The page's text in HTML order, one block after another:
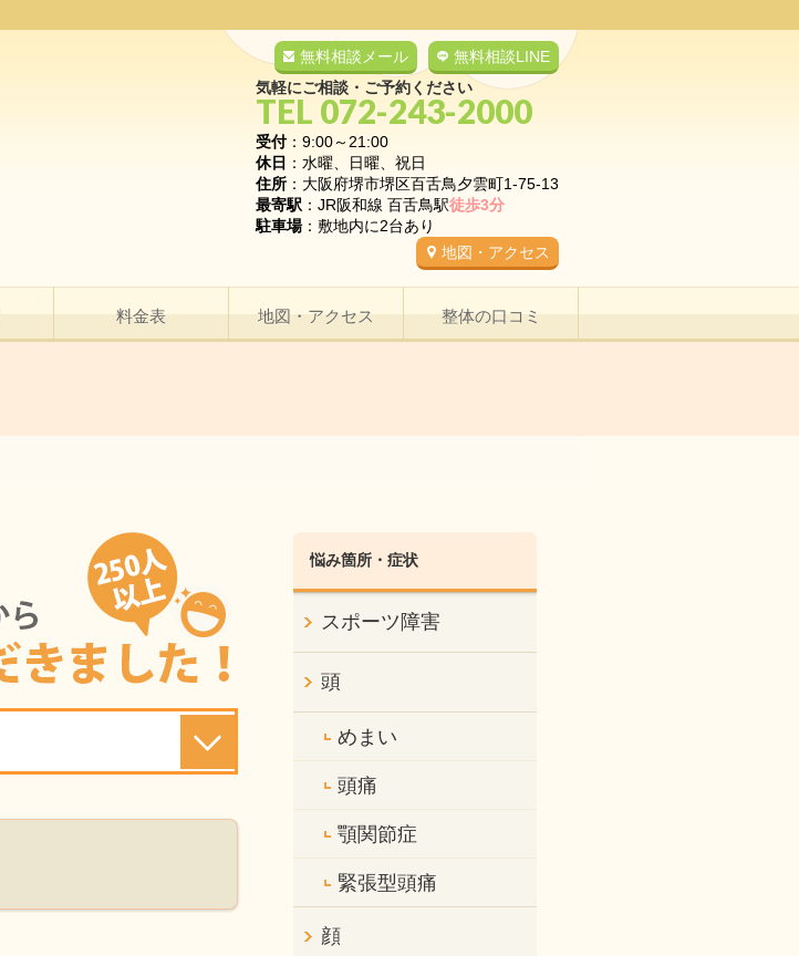
無料相談LINE
無料相談メール
気軽にご相談・ご予約ください
TEL 072-243-2000
受付：9:00～21:00
休日 ：水曜、日曜、祝日
住所 ：大阪府堺市堺区百舌鳥夕雲町1-75-13
最寄駅 ：JR阪和線 百舌鳥駅徒歩3分
駐車場：敷地内に2台あり
地図・アクセス
料金表 地図・アクセス 整体の口コミ
悩み箇所・症状
スポーツ障害
頭
めまい
頭痛
顎関節症
緊張型頭痛
顔